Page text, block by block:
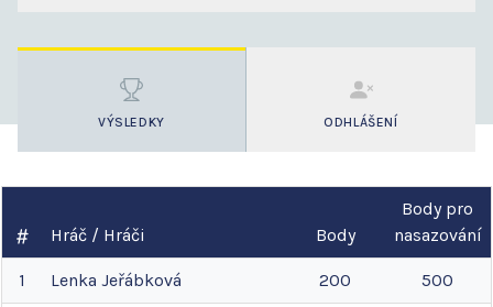
VÝSLEDKY ODHLÁŠENÍ
Hráč / Hráči Body
Body pro
nasazování
1 Lenka Jeřábková 200 500